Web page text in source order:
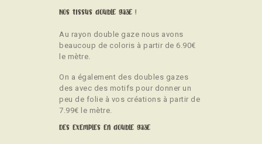
Nos tissus double gaze !
Au rayon double gaze nous avons
beaucoup de coloris à partir de 6.90€
le mètre.
On a également des doubles gazes
des avec des motifs pour donner un
peu de folie à vos créations à partir de
7.99€ le mètre.
Des exemples en double gaze